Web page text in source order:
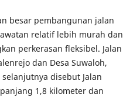
besar pembangunan jalan
relatif lebih murah dan
perkerasan fleksibel. Jalan
dan Desa Suwaloh,
disebut Jalan
1,8 kilometer dan